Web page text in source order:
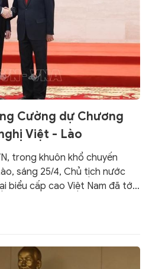
Cường dự Chương
Việt - Lào
trong khuôn khổ chuyến
sáng 25/4, Chủ tịch nước
biểu cấp cao Việt Nam đã tới
nghị với chủ đề "Việt – Lào
gia Lào.